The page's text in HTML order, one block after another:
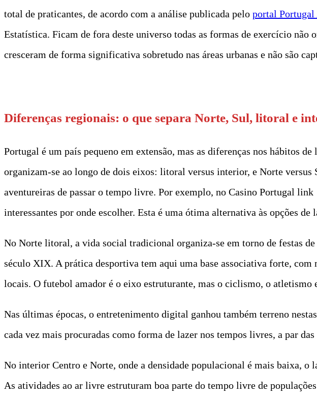
total de praticantes, de acordo com a análise publicada pelo portal Portugal
Estatística. Ficam de fora deste universo todas as formas de exercício não
cresceram de forma significativa sobretudo nas áreas urbanas e não são
Diferenças regionais: o que separa Norte, Sul, litoral e
Portugal é um país pequeno em extensão, mas as diferenças nos hábitos
organizam-se ao longo de dois eixos: litoral versus interior, e Norte versus
aventureiras de passar o tempo livre. Por exemplo, no Casino Portugal link
interessantes por onde escolher. Esta é uma ótima alternativa às opções de
No Norte litoral, a vida social tradicional organiza-se em torno de festas
século XIX. A prática desportiva tem aqui uma base associativa forte, com
locais. O futebol amador é o eixo estruturante, mas o ciclismo, o atletismo
Nas últimas épocas, o entretenimento digital ganhou também terreno
cada vez mais procuradas como forma de lazer nos tempos livres, a par
No interior Centro e Norte, onde a densidade populacional é mais baixa,
As atividades ao ar livre estruturam boa parte do tempo livre de